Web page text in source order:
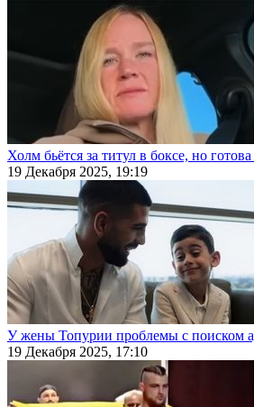
Холм бьётся за титул в боксе, но
19 Декабря 2025, 19:19
У жены Топурии проблемы с поиском
19 Декабря 2025, 17:10